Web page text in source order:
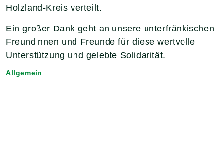
Holzland-Kreis verteilt.
Ein großer Dank geht an unsere unterfränkischen
Freundinnen und Freunde für diese wertvolle
Unterstützung und gelebte Solidarität.
Allgemein